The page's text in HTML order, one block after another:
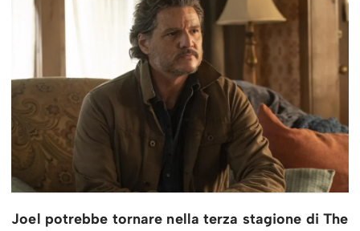
Joel potrebbe tornare nella terza stagione di The